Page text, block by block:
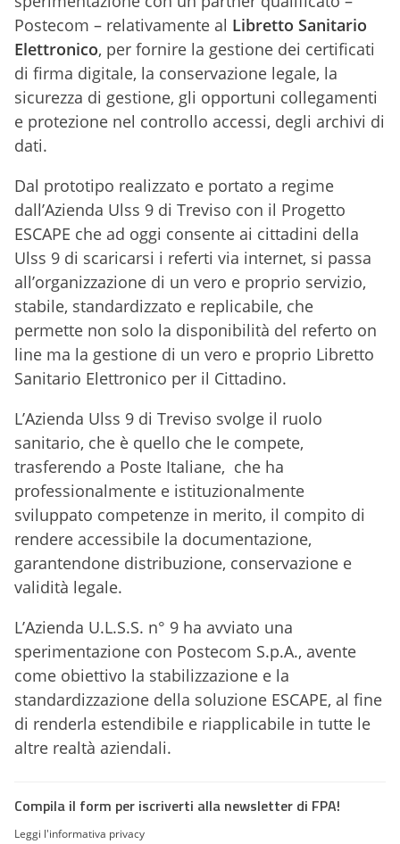
Postecom – relativamente al Libretto Sanitario
Elettronico, per fornire la gestione dei certificati
di firma digitale, la conservazione legale, la
sicurezza di gestione, gli opportuni collegamenti
e protezione nel controllo accessi, degli archivi di
dati.
Dal prototipo realizzato e portato a regime
dall’Azienda Ulss 9 di Treviso con il Progetto
ESCAPE che ad oggi consente ai cittadini della
Ulss 9 di scaricarsi i referti via internet, si passa
all’organizzazione di un vero e proprio servizio,
stabile, standardizzato e replicabile, che
permette non solo la disponibilità del referto on
line ma la gestione di un vero e proprio Libretto
Sanitario Elettronico per il Cittadino.
L’Azienda Ulss 9 di Treviso svolge il ruolo
sanitario, che è quello che le compete,
trasferendo a Poste Italiane, che ha
professionalmente e istituzionalmente
sviluppato competenze in merito, il compito di
rendere accessibile la documentazione,
garantendone distribuzione, conservazione e
validità legale.
L’Azienda U.L.S.S. n° 9 ha avviato una
sperimentazione con Postecom S.p.A., avente
come obiettivo la stabilizzazione e la
standardizzazione della soluzione ESCAPE, al fine
di renderla estendibile e riapplicabile in tutte le
altre realtà aziendali.
Compila il form per iscriverti alla newsletter di FPA!
Leggi l'informativa privacy